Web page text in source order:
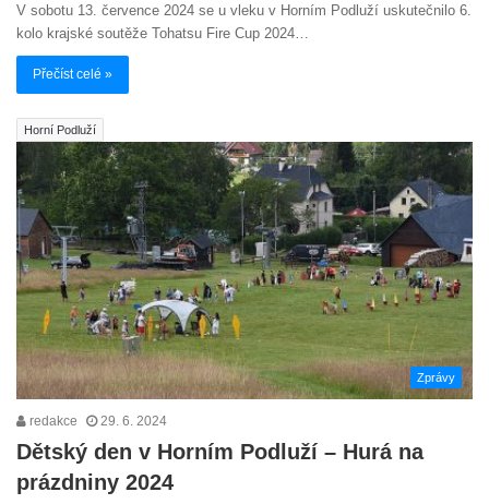
V sobotu 13. července 2024 se u vleku v Horním Podluží uskutečnilo 6.
kolo krajské soutěže Tohatsu Fire Cup 2024…
Přečíst celé »
Horní Podluží
Zprávy
redakce 29. 6. 2024
Dětský den v Horním Podluží – Hurá na
prázdniny 2024